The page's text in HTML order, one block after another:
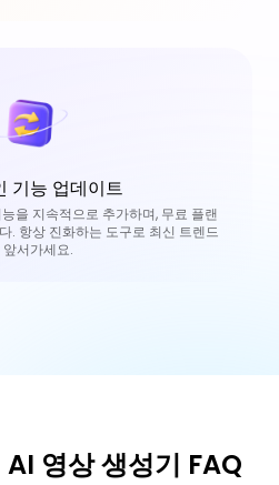
기능 업데이트
을 지속적으로 추가하며, 무료 플랜
. 항상 진화하는 도구로 최신 트렌드
앞서가세요.
영상 생성기 FAQ